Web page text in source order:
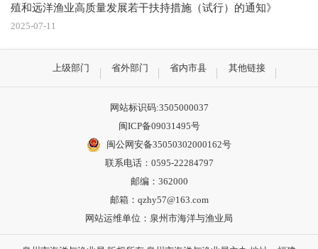
殖和远洋渔业高质量发展若干扶持措施（试行）的通知》
2025-07-11
上级部门 省外部门 省内市县 其他链接
网站标识码:3505000037
闽ICP备09031495号
闽公网安备35050302000162号
联系电话：0595-22284797
邮编：362000
邮箱：qzhy57@163.com
网站运维单位：泉州市海洋与渔业局